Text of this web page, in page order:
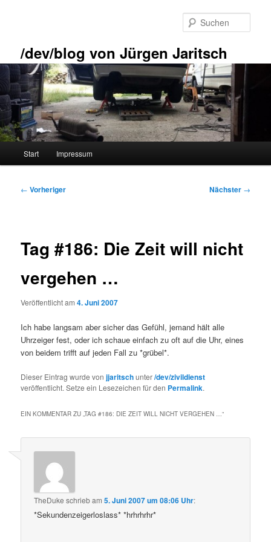
/dev/blog von Jürgen Jaritsch
Start Impressum
Beitragsnavigation
← Vorheriger Nächster →
Tag #186: Die Zeit will nicht
vergehen …
Veröffentlicht am4. Juni 2007
Ich habe langsam aber sicher das Gefühl, jemand hält alle
Uhrzeiger fest, oder ich schaue einfach zu oft auf die Uhr, eines
von beidem trifft auf jeden Fall zu *grübel*.
Dieser Eintrag wurde vonjjaritschunter/dev/zivildienst
veröffentlicht. Setze ein Lesezeichen für den Permalink.
EIN KOMMENTAR ZU „TAG #186: DIE ZEIT WILL NICHT VERGEHEN …“
TheDuke schriebam5. Juni 2007 um 08:06 Uhr:
*Sekundenzeigerloslass* *hrhrhrhr*